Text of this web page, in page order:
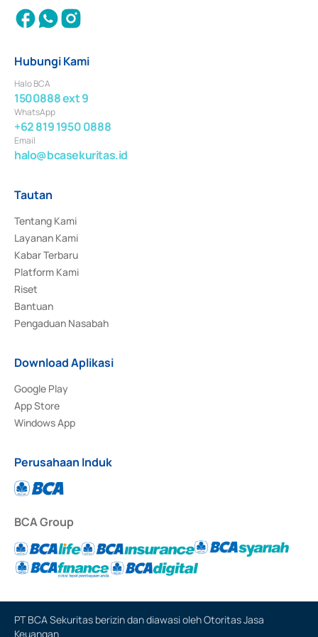
Hubungi Kami
Halo BCA
1500888 ext 9
WhatsApp
+62 819 1950 0888
Email
halo@bcasekuritas.id
Tautan
Tentang Kami
Layanan Kami
Kabar Terbaru
Platform Kami
Riset
Bantuan
Pengaduan Nasabah
Download Aplikasi
Google Play
App Store
Windows App
Perusahaan Induk
BCA Group
PT BCA Sekuritas berizin dan diawasi oleh Otoritas Jasa
Keuangan